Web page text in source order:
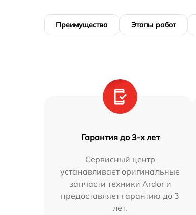
Преимущества Этапы работ
Гарантия до 3-х лет
Сервисный центр
устанавливает оригинальные
запчасти техники Ardor и
предоставляет гарантию до 3
лет.